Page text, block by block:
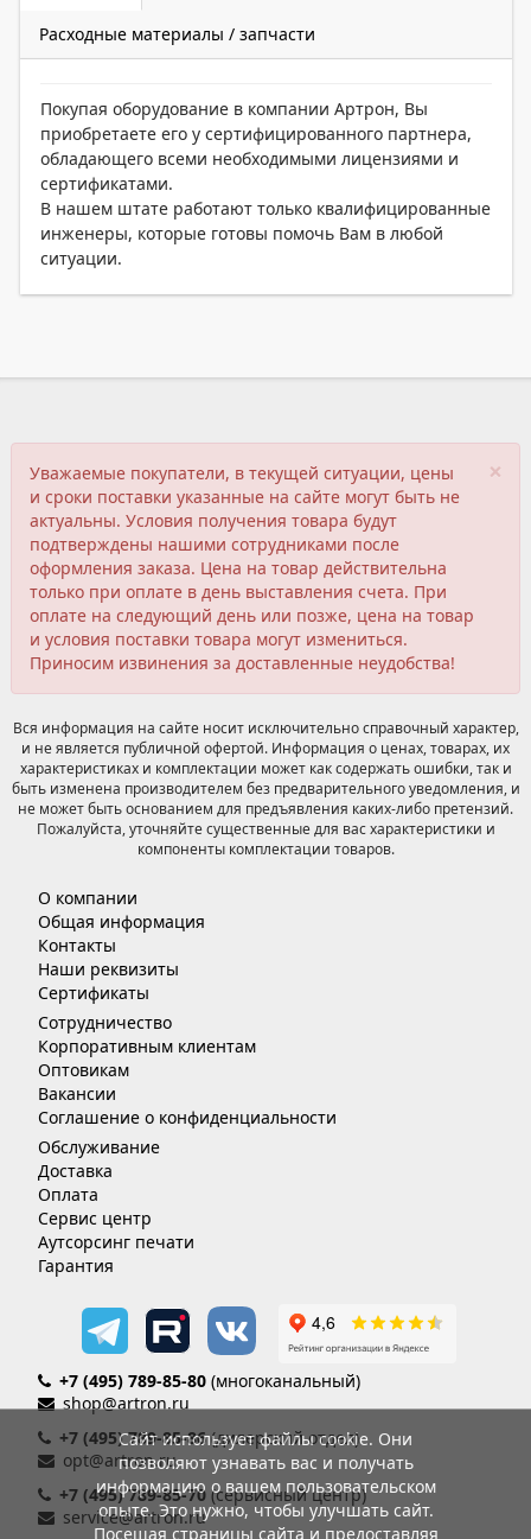
Расходные материалы / запчасти
Покупая оборудование в компании Артрон, Вы
приобретаете его у сертифицированного партнера,
обладающего всеми необходимыми лицензиями и
сертификатами.
В нашем штате работают только квалифицированные
инженеры, которые готовы помочь Вам в любой
ситуации.
×
Уважаемые покупатели, в текущей ситуации, цены
и сроки поставки указанные на сайте могут быть не
актуальны. Условия получения товара будут
подтверждены нашими сотрудниками после
оформления заказа. Цена на товар действительна
только при оплате в день выставления счета. При
оплате на следующий день или позже, цена на товар
и условия поставки товара могут измениться.
Приносим извинения за доставленные неудобства!
Вся информация на сайте носит исключительно справочный характер,
и не является публичной офертой. Информация о ценах, товарах, их
характеристиках и комплектации может как содержать ошибки, так и
быть изменена производителем без предварительного уведомления, и
не может быть основанием для предъявления каких-либо претензий.
Пожалуйста, уточняйте существенные для вас характеристики и
компоненты комплектации товаров.
О компании
Общая информация
Контакты
Наши реквизиты
Сертификаты
Сотрудничество
Корпоративным клиентам
Оптовикам
Вакансии
Соглашение о конфиденциальности
Обслуживание
Доставка
Оплата
Сервис центр
Аутсорсинг печати
Гарантия
+7 (495) 789-85-80 (многоканальный)
shop@artron.ru
+7 (495) 789-85-86(дилерский отдел)
opt@artron.ru
+7 (495) 789-85-70 (сервисный центр)
service@artron.ru
Сайт использует файлы cookie. Они
позволяют узнавать вас и получать
информацию о вашем пользовательском
опыте. Это нужно, чтобы улучшать сайт.
Посещая страницы сайта и предоставляя